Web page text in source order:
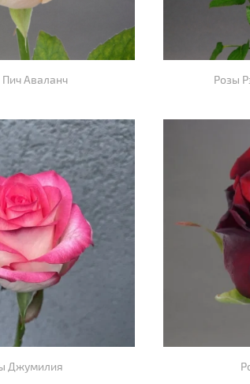
Пич Аваланч Розы
Джумилия